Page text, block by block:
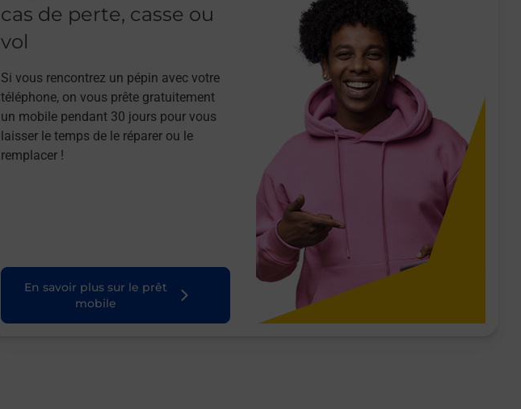
cas de perte, casse ou
vol
Si vous rencontrez un pépin avec votre
téléphone, on vous prête gratuitement
un mobile pendant 30 jours pour vous
laisser le temps de le réparer ou le
remplacer !
En savoir plus sur le prêt
mobile